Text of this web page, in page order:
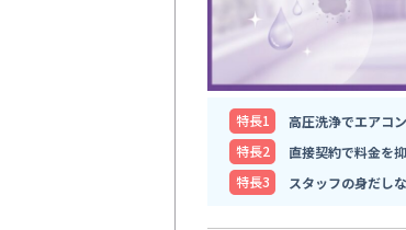
特⻑1
高圧洗浄でエアコ
特⻑2
直接契約で料金を
特⻑3
スタッフの身だし